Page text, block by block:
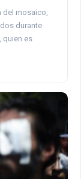
del mosaico,
durante
quien es